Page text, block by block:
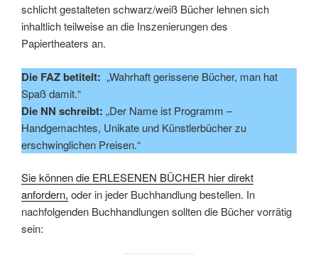
schlicht gestalteten schwarz/weiß Bücher lehnen sich
inhaltlich teilweise an die Inszenierungen des
Papiertheaters an.
Die FAZ betitelt: „Wahrhaft gerissene Bücher, man hat
Spaß damit.“
Die NN schreibt: „Der Name ist Programm –
Handgemachtes, Unikate und Künstlerbücher zu
erschwinglichen Preisen.“
Sie können die ERLESENEN BÜCHER hier direkt
anfordern, oder in jeder Buchhandlung bestellen. In
nachfolgenden Buchhandlungen sollten die Bücher vorrätig
sein: